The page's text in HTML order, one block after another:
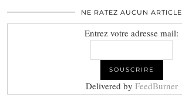
NE RATEZ AUCUN ARTICLE
Entrez votre adresse mail:
Delivered by FeedBurner